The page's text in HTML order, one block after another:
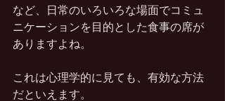
など、日常のいろいろな場面でコミュ
ニケーションを目的とした食事の席が
ありますよね。
これは心理学的に見ても、有効な方法
だといえます。